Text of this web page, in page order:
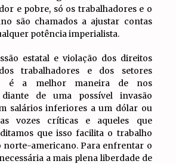
e pobre, só os trabalhadores e o
são chamados a ajustar contas
potência imperialista.
estatal e violação dos direitos
trabalhadores e dos setores
é a melhor maneira de nos
diante de uma possível invasão
salários inferiores a um dólar ou
vozes críticas e aqueles que
que isso facilita o trabalho
norte-americano. Para enfrentar o
a mais plena liberdade de